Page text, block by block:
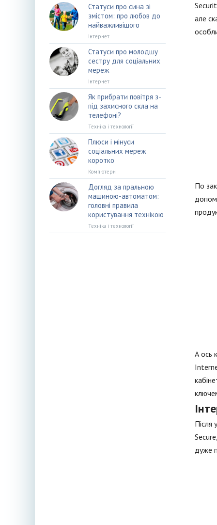
але
По
А ось
Після
дуже
Статуси про сина зі
змістом: про любов до
найважливішого
Інтернет
Статуси про молодшу
сестру для соціальних
мереж
Інтернет
Як прибрати повітря з-
під захисного скла на
телефоні?
Техніка і технології
Плюси і мінуси
соціальних мереж
коротко
Компютери
Догляд за пральною
машиною-автоматом:
головні правила
користування технікою
Техніка і технології